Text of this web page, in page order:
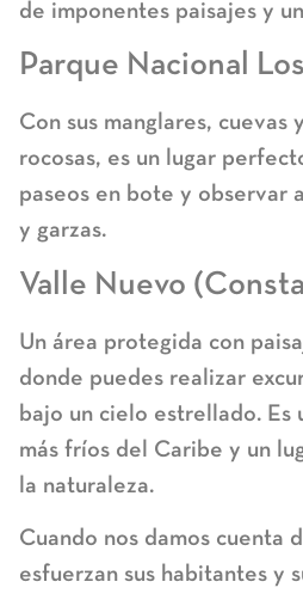
de imponentes paisajes y
Parque Nacional
Con sus manglares, cuevas
rocosas, es un lugar
paseos en bote y observar
y garzas.
Valle Nuevo
Un área protegida con
donde puedes realizar
bajo un cielo estrellado. Es
más fríos del Caribe y un
la naturaleza.
Cuando nos damos cuenta
esfuerzan sus habitantes y